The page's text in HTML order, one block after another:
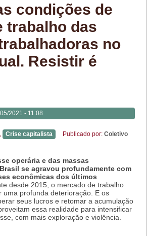
condições de
trabalho das
no
Resistir é
2021 - 11:08
Crise capitalista Publicado por: Coletivo
operária e das massas
se agravou profundamente com
econômicas dos últimos
desde 2015, o mercado de trabalho
uma profunda deterioração. E os
seus lucros e retomar a acumulação
essa realidade para intensificar
com mais exploração e violência.